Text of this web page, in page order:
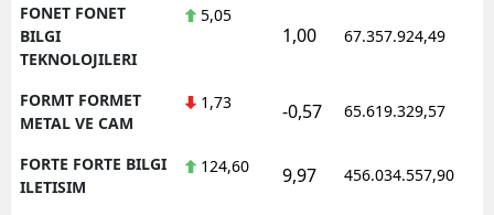
FONET FONET
BILGI
TEKNOLOJILERI
5,05
1,00 67.357.924,49
FORMT FORMET
METAL VE CAM
1,73 -0,57 65.619.329,57
FORTE FORTE BILGI
ILETISIM
124,60 9,97 456.034.557,90